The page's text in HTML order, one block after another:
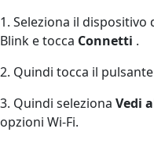
1. Seleziona il
Blink e tocca Connetti .
2. Quindi tocca il pulsante
3. Quindi seleziona Vedi
opzioni Wi-Fi.